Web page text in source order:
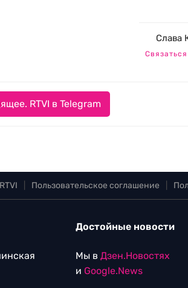
Слава
RTVI в Telegram
Пользовательское соглашение
Достойные новости
Мы в Дзен.Новостях
и Google.News